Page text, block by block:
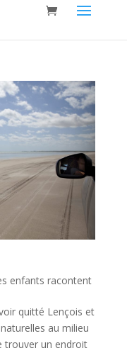
enfants racontent
quitté Lençois et
au milieu
trouver un endroit